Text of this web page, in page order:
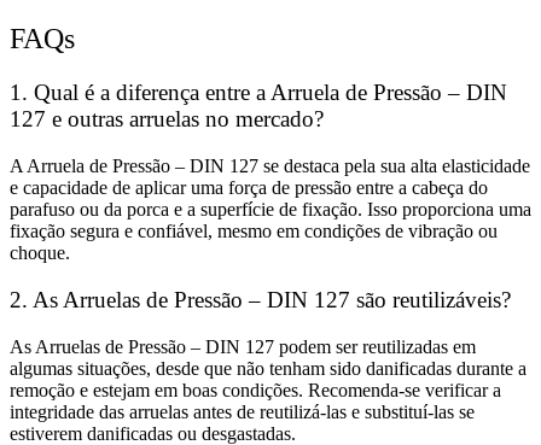
FAQs
1. Qual é a diferença entre a Arruela de Pressão – DIN
127 e outras arruelas no mercado?
A Arruela de Pressão – DIN 127 se destaca pela sua alta elasticidade
e capacidade de aplicar uma força de pressão entre a cabeça do
parafuso ou da porca e a superfície de fixação. Isso proporciona uma
fixação segura e confiável, mesmo em condições de vibração ou
choque.
2. As Arruelas de Pressão – DIN 127 são reutilizáveis?
As Arruelas de Pressão – DIN 127 podem ser reutilizadas em
algumas situações, desde que não tenham sido danificadas durante a
remoção e estejam em boas condições. Recomenda-se verificar a
integridade das arruelas antes de reutilizá-las e substituí-las se
estiverem danificadas ou desgastadas.